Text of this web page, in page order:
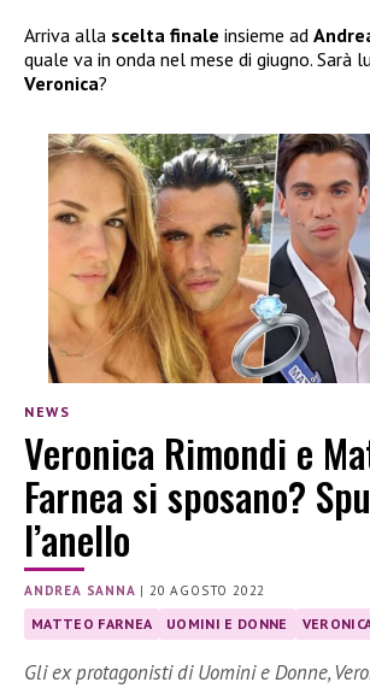
Arriva alla scelta finale insieme ad
quale va in onda nel mese di giugno. Sarà
Veronica?
NEWS
Veronica Rimondi e
Farnea si sposano?
l’anello
ANDREA SANNA |20 AGOSTO 2022
MATTEO FARNEA UOMINI E DONNE
Gli ex protagonisti di Uomini e Donne,